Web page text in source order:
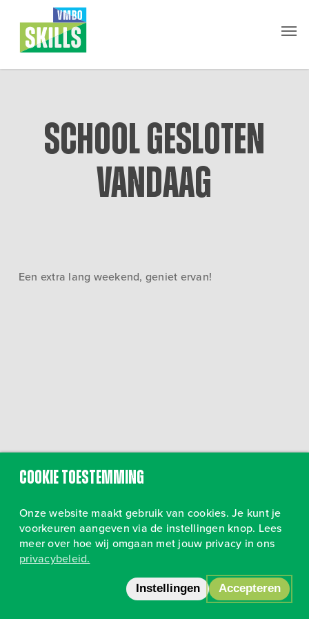
School gesloten
vandaag
Een extra lang weekend, geniet ervan!
Volg ons op Instagram•Privacy
Cookie toestemming
Onze website maakt gebruik van cookies. Je kunt je
voorkeuren aangeven via de instellingen knop. Lees
meer over hoe wij omgaan met jouw privacy in ons
privacybeleid.
Instellingen Accepteren